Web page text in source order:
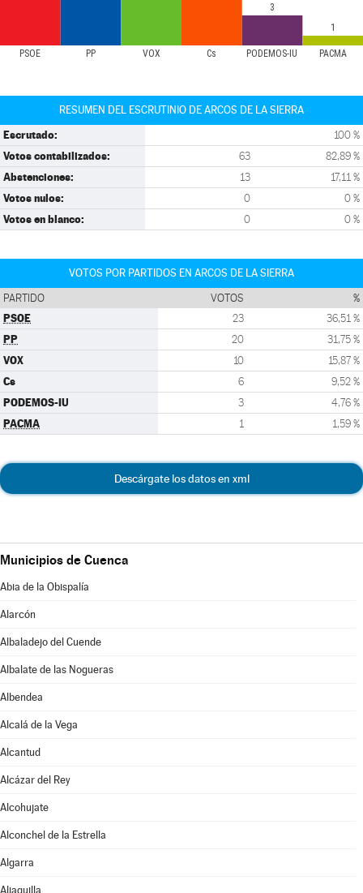
PSOE PP VOX Cs PODEMOS-IU PACMA
3
1
RESUMEN DEL ESCRUTINIO DE ARCOS DE LA SIERRA
Escrutado: 100 %
Votos contabilizados: 63 82,89 %
Abstenciones: 13 17,11 %
Votos nulos: 0 0 %
Votos en blanco: 0 0 %
VOTOS POR PARTIDOS EN ARCOS DE LA SIERRA
PARTIDO VOTOS %
PSOE 23 36,51 %
PP 20 31,75 %
VOX 10 15,87 %
Cs 6 9,52 %
PODEMOS-IU 3 4,76 %
PACMA 1 1,59 %
Descárgate los datos en xml
Municipios de Cuenca
Abia de la Obispalía
Alarcón
Albaladejo del Cuende
Albalate de las Nogueras
Albendea
Alcalá de la Vega
Alcantud
Alcázar del Rey
Alcohujate
Alconchel de la Estrella
Algarra
Aliaguilla